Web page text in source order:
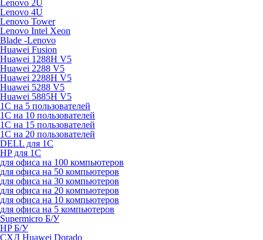
Lenovo 2U
Lenovo 4U
Lenovo Tower
Lenovo Intel Xeon
Blade -Lenovo
Huawei Fusion
Huawei 1288H V5
Huawei 2288 V5
Huawei 2288H V5
Huawei 5288 V5
Huawei 5885H V5
1С на 5 пользователей
1С на 10 пользователей
1С на 15 пользователей
1С на 20 пользователей
DELL для 1С
HP для 1С
для офиса на 100 компьютеров
для офиса на 50 компьютеров
для офиса на 30 компьютеров
для офиса на 20 компьютеров
для офиса на 10 компьютеров
для офиса на 5 компьютеров
Supermicro Б/У
HP Б/У
СХД Huawei Dorado